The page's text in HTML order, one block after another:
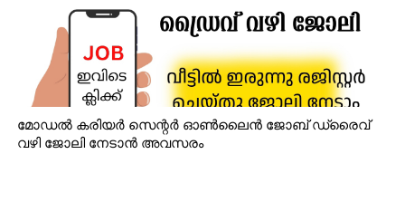
മോഡൽ കരിയർ സെന്റർ ഓൺലൈൻ ജോബ് ഡ്രൈവ്
വഴി ജോലി നേടാൻ അവസരം